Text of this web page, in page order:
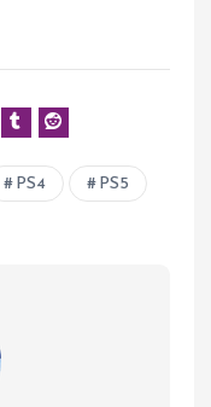
PS4 PS5